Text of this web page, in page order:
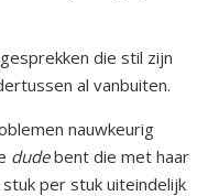
die stil zijn
al vanbuiten.
nauwkeurig
dudebent die met haar
per stuk uiteindelijk